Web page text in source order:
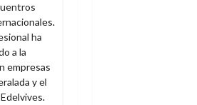
ha
a la
empresas
y el